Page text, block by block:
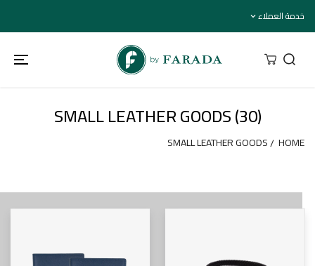
تخطي إلى
المحتوى
خدمة العملاء
SMALL LEATHER GOODS (30)
HOME
SMALL LEATHER GOODS